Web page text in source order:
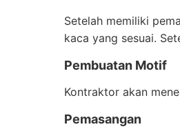
Setelah memiliki
kaca yang sesuai.
Pembuatan Motif
Kontraktor akan
Pemasangan